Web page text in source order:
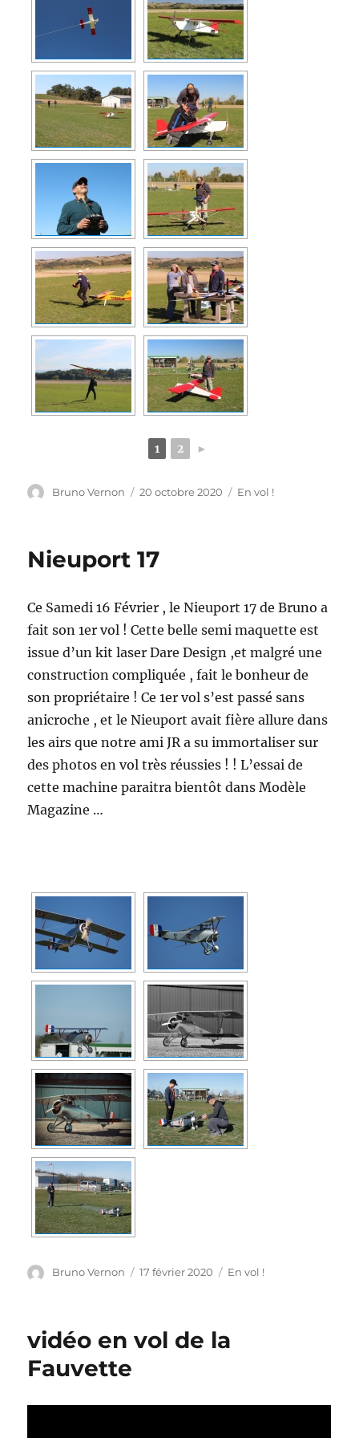
1 2 ►
Auteur
Bruno Vernon
Publié
20 octobre 2020 Catégories
En vol !
Nieuport 17
Ce Samedi 16 Février , le Nieuport 17 de Bruno a
fait son 1er vol ! Cette belle semi maquette est
issue d’un kit laser Dare Design ,et malgré une
construction compliquée , fait le bonheur de
son propriétaire ! Ce 1er vol s’est passé sans
anicroche , et le Nieuport avait fière allure dans
les airs que notre ami JR a su immortaliser sur
des photos en vol très réussies ! ! L’essai de
cette machine paraitra bientôt dans Modèle
Magazine …
Auteur
Bruno Vernon
Publié
17 février 2020 Catégories
En vol !
vidéo en vol de la
Fauvette